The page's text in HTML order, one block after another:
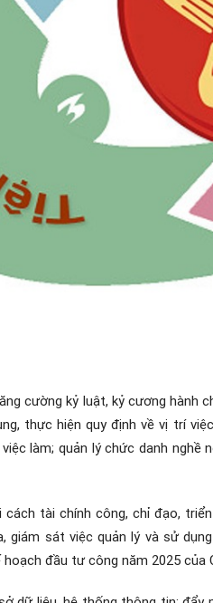
cường kỷ luật, kỷ cương hành
thực hiện quy định về vị trí
làm; quản lý chức danh nghề
cách tài chính công, chỉ đạo,
giám sát việc quản lý và sử
hoạch đầu tư công năm 2025